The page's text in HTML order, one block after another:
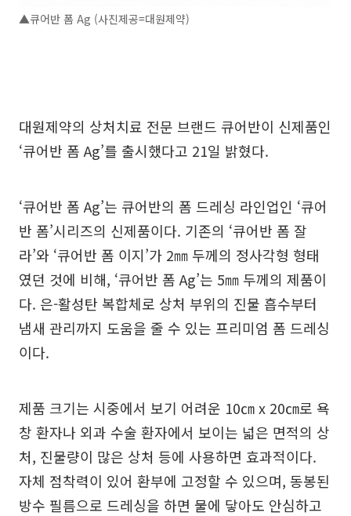
▲큐어반 폼 Ag (사진제공=대원제약)
대원제약의 상처치료 전문 브랜드 큐어반이 신제품인
‘큐어반 폼 Ag’를 출시했다고 21일 밝혔다.
‘큐어반 폼 Ag’는 큐어반의 폼 드레싱 라인업인 ‘큐어
반 폼’시리즈의 신제품이다. 기존의 ‘큐어반 폼 잘
라’와 ‘큐어반 폼 이지’가 2㎜ 두께의 정사각형 형태
였던 것에 비해, ‘큐어반 폼 Ag’는 5㎜ 두께의 제품이
다. 은-활성탄 복합체로 상처 부위의 진물 흡수부터
냄새 관리까지 도움을 줄 수 있는 프리미엄 폼 드레싱
이다.
제품 크기는 시중에서 보기 어려운 10㎝ x 20㎝로 욕
창 환자나 외과 수술 환자에서 보이는 넓은 면적의 상
처, 진물량이 많은 상처 등에 사용하면 효과적이다.
자체 점착력이 있어 환부에 고정할 수 있으며, 동봉된
방수 필름으로 드레싱을 하면 물에 닿아도 안심하고